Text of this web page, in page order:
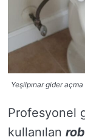
Yeşilpınar gider açma
Profesyonel
kullanılan